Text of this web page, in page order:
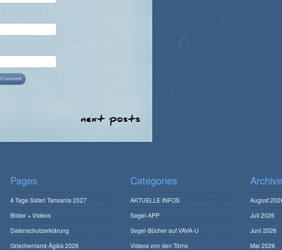
Pages
4 Tage Safari Tansania 2027
Bilder + Videos
Datenschutzerklärung
Griechenland-Ägäis 2026
Categories
AKTUELLE INFOS
Segel-APP
Segel-Bücher auf VAVA-U
Videos von den Törns
August
Juli 2026
Juni 2026
Mai 2026